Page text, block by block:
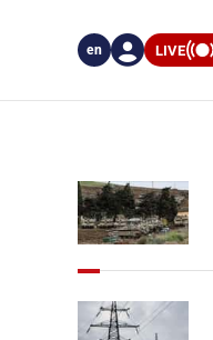
LIVE
en